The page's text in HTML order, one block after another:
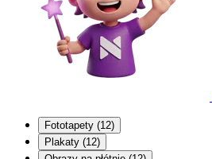
Fototapety (12)
Plakaty (12)